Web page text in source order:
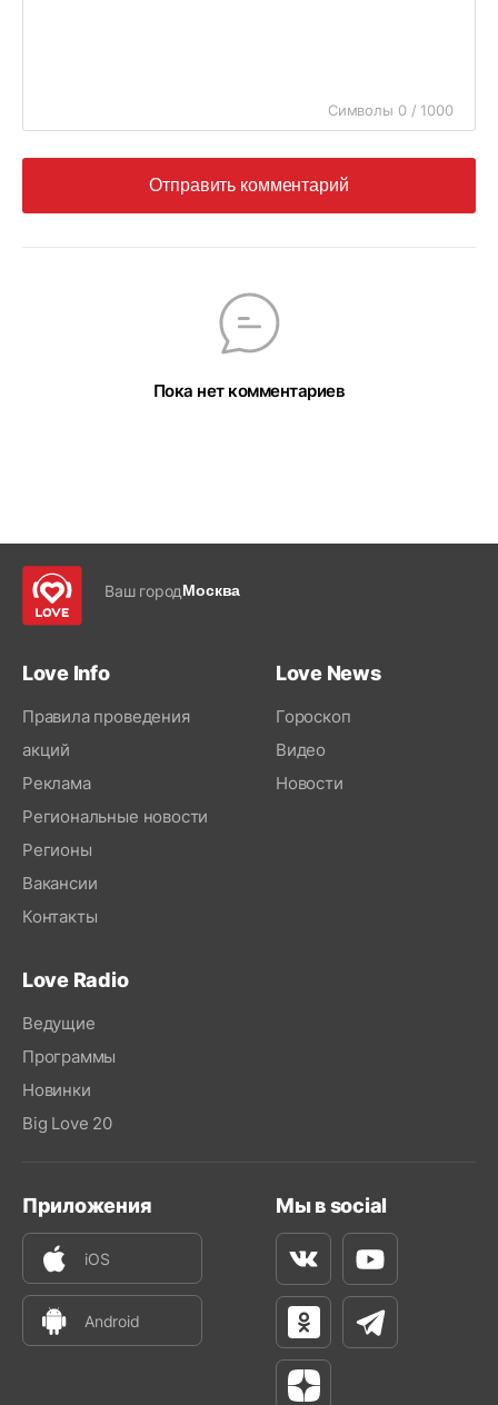
Символы 0 / 1000
Отправить комментарий
Пока нет комментариев
Ваш городМосква
Love Info
Правила проведения
акций
Реклама
Региональные новости
Регионы
Вакансии
Контакты
Love News
Гороскоп
Видео
Новости
Love Radio
Ведущие
Программы
Новинки
Big Love 20
Приложения
iOS
Android
Мы в social
ВконтактеYoutube
Одноклассники
Телеграм
Яндекс Дзен